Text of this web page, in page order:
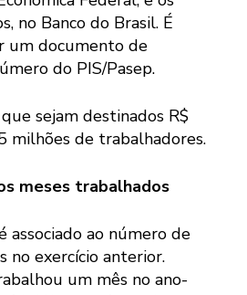
no Banco do Brasil. É
um documento de
do PIS/Pasep.
sejam destinados R$
milhões de trabalhadores.
meses trabalhados
associado ao número de
no exercício anterior.
um mês no ano-